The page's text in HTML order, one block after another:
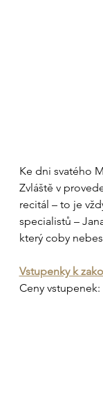
Ke dni svatého
Zvláště v
recitál – to je
specialistů –
který coby
Vstupenky k
Ceny vstupenek: